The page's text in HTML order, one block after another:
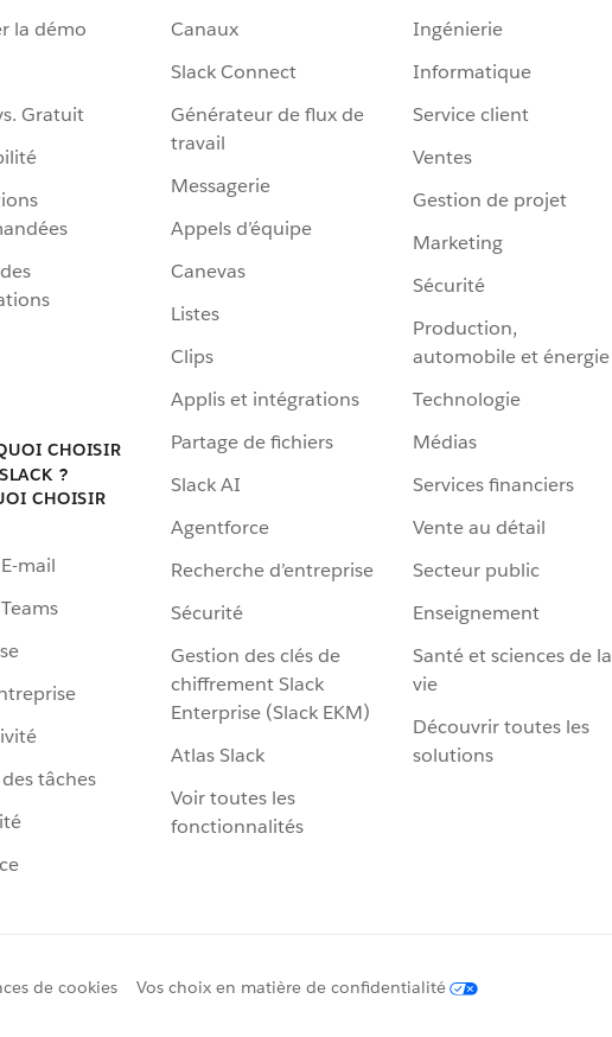
la démo
Gratuit
CHOISIR
SLACK ?
CHOISIR
mail
tâches
Canaux
Slack Connect
Générateur de flux de
travail
Messagerie
Appels d’équipe
Canevas
Listes
Clips
Applis et intégrations
Partage de fichiers
Slack AI
Agentforce
Recherche d’entreprise
Sécurité
Gestion des clés de
chiffrement Slack
Enterprise (Slack EKM)
Atlas Slack
Voir toutes les
fonctionnalités
Ingénierie
Informatique
Service client
Ventes
Gestion de projet
Marketing
Sécurité
Production,
automobile et énergie
Technologie
Médias
Services financiers
Vente au détail
Secteur public
Enseignement
Santé et sciences de la
vie
Découvrir toutes les
solutions
de cookies Vos choix en matière de confidentialité